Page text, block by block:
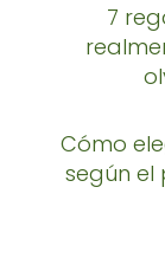
7
Cómo
según el